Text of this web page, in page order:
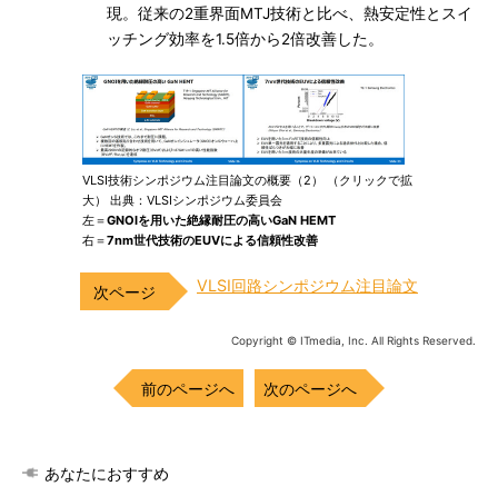
現。従来の2重界面MTJ技術と比べ、熱安定性とスイ
ッチング効率を1.5倍から2倍改善した。
VLSI技術シンポジウム注目論文の概要（2） （クリックで拡
大） 出典：VLSIシンポジウム委員会
左＝GNOIを用いた絶縁耐圧の高いGaN HEMT
右＝7nm世代技術のEUVによる信頼性改善
VLSI回路シンポジウム注目論文
Copyright © ITmedia, Inc. All Rights Reserved.
前のページへ 次のページへ
あなたにおすすめ